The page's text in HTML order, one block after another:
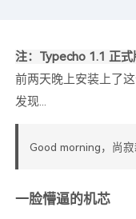
注：Typecho 1.1 正
前两天晚上安装上了
发现...
Good morning，尚寂
一脸懵逼的机芯